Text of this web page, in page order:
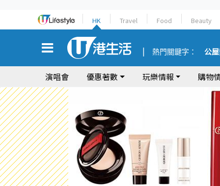
HK Travel Food Beauty
熱門關鍵字： 公
演唱會 優惠著數 玩樂情報 購物